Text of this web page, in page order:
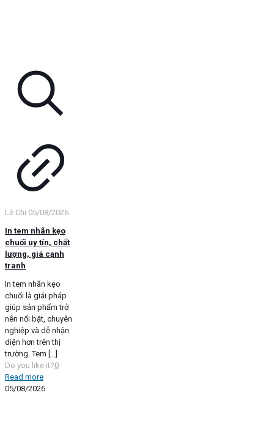
Lê Chi 05/08/2026
In tem nhãn kẹo
chuối uy tín, chất
lượng, giá cạnh
tranh
In tem nhãn kẹo
chuối là giải pháp
giúp sản phẩm trở
nên nổi bật, chuyên
nghiệp và dễ nhận
diện hơn trên thị
trường. Tem […]
Do you like it?0
Read more
05/08/2026